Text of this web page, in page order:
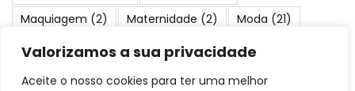
Valorizamos a sua privacidade
Aceite o nosso cookies para ter uma melhor
Maquiagem (2) Maternidade (2) Moda (21)
Motos(7) Móveis (2) Passeios(2)
Periféricos
Pescaria (17) Pneus E Rodas